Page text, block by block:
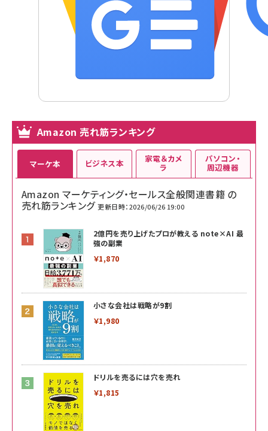
Amazon 売れ筋ランキング
マーケ本
Amazon マーケティング・セールス全般関連書籍 の
売れ筋ランキング 更新日時：2026/06/26 19:00
2億円を売り上げたプロが教える note×AI 最
強の副業
￥1,870
小さな会社は戦略が9割
￥1,980
ドリルを売るには穴を売れ
￥1,815
ビジネス本 家電＆カメ
ラ
パソコン・
周辺機器